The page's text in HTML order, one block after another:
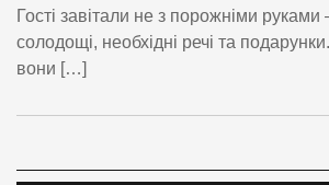
Гості завітали не з порожніми
солодощі, необхідні речі та
вони […]